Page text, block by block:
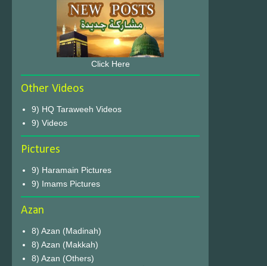
Click Here
Other Videos
9) HQ Taraweeh Videos
9) Videos
Pictures
9) Haramain Pictures
9) Imams Pictures
Azan
8) Azan (Madinah)
8) Azan (Makkah)
8) Azan (Others)